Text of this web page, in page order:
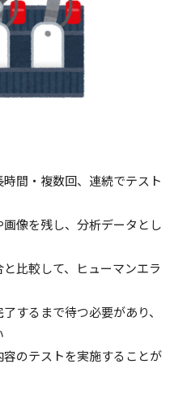
間・複数回、連続でテスト
像を残し、分析データとし
比較して、ヒューマンエラ
するまで待つ必要があり、
のテストを実施することが